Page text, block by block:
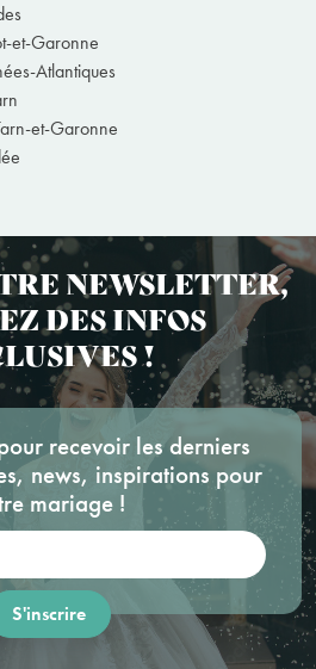
et-Garonne
Atlantiques
et-Garonne
NEWSLETTER,
DES INFOS
!
recevoir les derniers
news, inspirations pour
mariage !